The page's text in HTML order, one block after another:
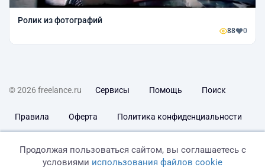
Ролик из фотографий
88 0
© 2026 freelance.ru Сервисы Помощь Поиск
Правила Оферта Политика конфиденциальности
Продолжая пользоваться сайтом, вы соглашаетесь с
условиями использования файлов cookie